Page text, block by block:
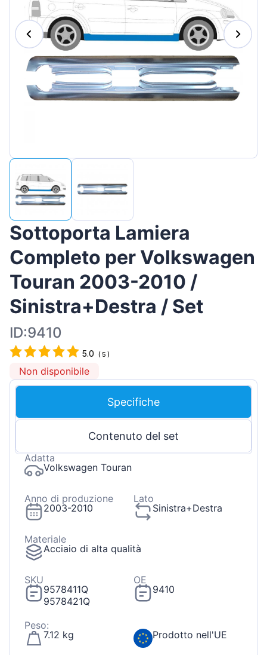
Magyar
Lietuvių
Hrvatski
Português
Slovenian
Latvian
Sottoporta Lamiera
Completo per Volkswagen
Touran 2003-2010 /
Sinistra+Destra / Set
ID:9410
5.0 (5 )
Non disponibile
Specifiche
Contenuto del set
Adatta
Volkswagen Touran
Anno di produzione
2003-2010
Lato
Sinistra+Destra
Materiale
Acciaio di alta qualità
SKU
9578411Q
9578421Q
OE
9410
Peso:
7.12 kg
Prodotto nell'UE